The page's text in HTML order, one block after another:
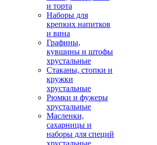
и торта
Наборы для
крепких напитков
и вина
Графины,
кувшины и штофы
хрустальные
Стаканы, стопки и
кружки
хрустальные
Рюмки и фужеры
хрустальные
Масленки,
сахарницы и
наборы для специй
хрустальные